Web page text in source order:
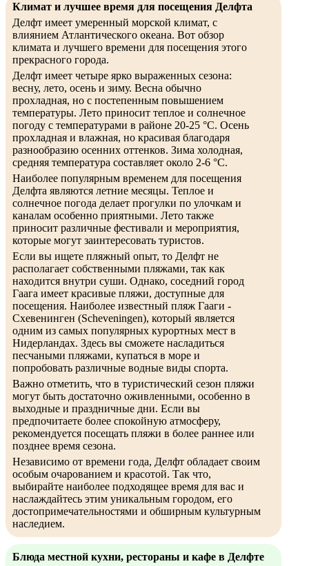
Климат и лучшее время для посещения Делфта
Делфт имеет умеренный морской климат, с
влиянием Атлантического океана. Вот обзор
климата и лучшего времени для посещения этого
прекрасного города.
Делфт имеет четыре ярко выраженных сезона:
весну, лето, осень и зиму. Весна обычно
прохладная, но с постепенным повышением
температуры. Лето приносит теплое и солнечное
погоду с температурами в районе 20-25 °C. Осень
прохладная и влажная, но красивая благодаря
разнообразию осенних оттенков. Зима холодная,
средняя температура составляет около 2-6 °C.
Наиболее популярным временем для посещения
Делфта являются летние месяцы. Теплое и
солнечное погода делает прогулки по улочкам и
каналам особенно приятными. Лето также
приносит различные фестивали и мероприятия,
которые могут заинтересовать туристов.
Если вы ищете пляжный опыт, то Делфт не
располагает собственными пляжами, так как
находится внутри суши. Однако, соседний город
Гаага имеет красивые пляжи, доступные для
посещения. Наиболее известный пляж Гааги -
Схевенинген (Scheveningen), который является
одним из самых популярных курортных мест в
Нидерландах. Здесь вы сможете насладиться
песчаными пляжами, купаться в море и
попробовать различные водные виды спорта.
Важно отметить, что в туристический сезон пляжи
могут быть достаточно оживленными, особенно в
выходные и праздничные дни. Если вы
предпочитаете более спокойную атмосферу,
рекомендуется посещать пляжи в более раннее или
позднее время сезона.
Независимо от времени года, Делфт обладает своим
особым очарованием и красотой. Так что,
выбирайте наиболее подходящее время для вас и
наслаждайтесь этим уникальным городом, его
достопримечательностями и обширным культурным
наследием.
Блюда местной кухни, рестораны и кафе в Делфте